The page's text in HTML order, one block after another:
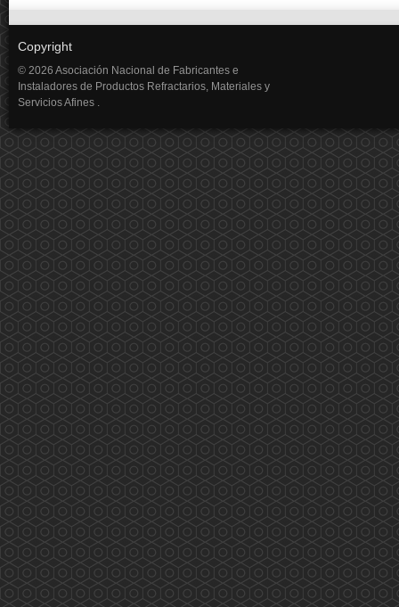
Copyright
© 2026 Asociación Nacional de Fabricantes e
Instaladores de Productos Refractarios, Materiales y
Servicios Afines .